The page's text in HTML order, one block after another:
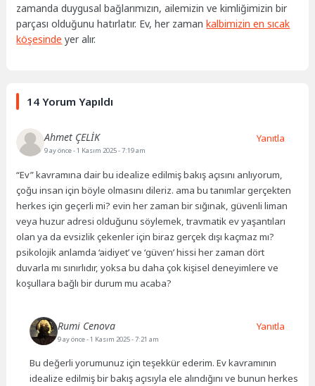
zamanda duygusal bağlarımızın, ailemizin ve kimliğimizin bir
parçası olduğunu hatırlatır. Ev, her zamankalbimizin en sıcak
köşesinde yer alır.
14 Yorum Yapıldı
Ahmet ÇELİK
9 ay önce- 1 Kasım 2025 - 7:19 am
“Ev” kavramına dair bu idealize edilmiş bakış açısını anlıyorum,
çoğu insan için böyle olmasını dileriz. ama bu tanımlar gerçekten
herkes için geçerli mi? evin her zaman bir sığınak, güvenli liman
veya huzur adresi olduğunu söylemek, travmatik ev yaşantıları
olan ya da evsizlik çekenler için biraz gerçek dışı kaçmaz mı?
psikolojik anlamda ‘aidiyet’ ve ‘güven’ hissi her zaman dört
duvarla mı sınırlıdır, yoksa bu daha çok kişisel deneyimlere ve
koşullara bağlı bir durum mu acaba?
Yanıtla
Rumi Cenova
9 ay önce- 1 Kasım 2025 - 7:21 am
Bu değerli yorumunuz için teşekkür ederim. Ev kavramının
idealize edilmiş bir bakış açısıyla ele alındığını ve bunun herkes
Yanıtla